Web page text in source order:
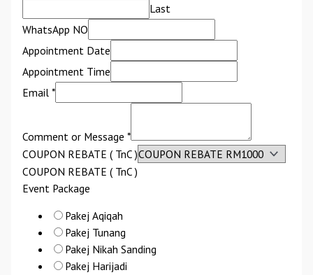
Last
WhatsApp NO
Appointment Date
Appointment Time
Email *
Comment or Message *
COUPON REBATE ( TnC )
COUPON REBATE ( TnC )
Event Package
Pakej Aqiqah
Pakej Tunang
Pakej Nikah Sanding
Pakej Harijadi